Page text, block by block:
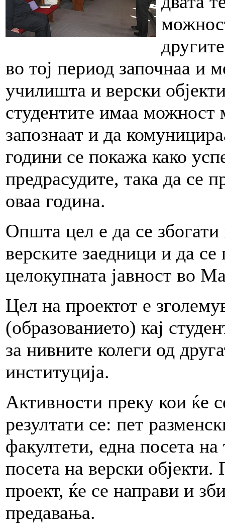
во тој период започнаа и
училишта и верски
студентите имаа можност
запознаат и да
години се покажа како
предрасудите, така да се
оваа година.
Општа цел е да се збогати
верските заедници и да
целокупната јавност во
Цел на проектот е
(образованието) кај
за нивните колеги од
институција.
Активности преку кои ќе
резултати се: пет
факултети, една посета
посета на верски објекти.
проект, ќе се направи и
предавања.